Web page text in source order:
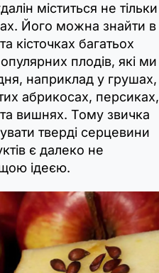
міститься не тільки
Його можна знайти в
кісточках багатьох
плодів, які ми
наприклад у грушах,
абрикосах, персиках,
вишнях. Тому звичка
тверді серцевини
є далеко не
ідеєю.